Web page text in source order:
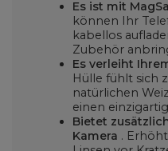
Es ist mit
können Ihr
kabellos
Zubehör
Es verleiht
Hülle fühlt sich
natürlichen
einen
Bietet
Kamera .